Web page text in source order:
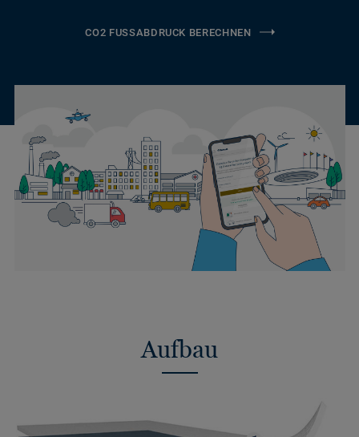
CO2 FUSSABDRUCK BERECHNEN
Aufbau